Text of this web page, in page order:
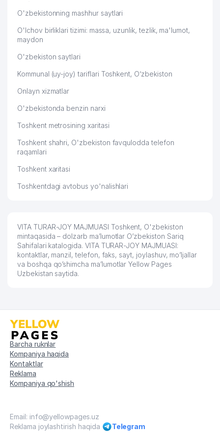
O'zbekistonning mashhur saytlari
O'lchov birliklari tizimi: massa, uzunlik, tezlik, ma'lumot,
maydon
O'zbekiston saytlari
Kommunal (uy-joy) tariflari Toshkent, O‘zbekiston
Onlayn xizmatlar
O'zbekistonda benzin narxi
Toshkent metrosining xaritasi
Toshkent shahri, O'zbekiston favqulodda telefon
raqamlari
Toshkent xaritasi
Toshkentdagi avtobus yo'nalishlari
VITA TURAR-JOY MAJMUASI Toshkent, O'zbekiston
mintaqasida – dolzarb ma’lumotlar O’zbekiston Sariq
Sahifalari katalogida. VITA TURAR-JOY MAJMUASI:
kontaktlar, manzil, telefon, faks, sayt, joylashuv, mo’ljallar
va boshqa qo’shimcha ma’lumotlar Yellow Pages
Uzbekistan saytida.
Barcha ruknlar
Kompaniya haqida
Kontaktlar
Reklama
Kompaniya qo'shish
Email: info@yellowpages.uz
Reklama joylashtirish haqida
Telegram